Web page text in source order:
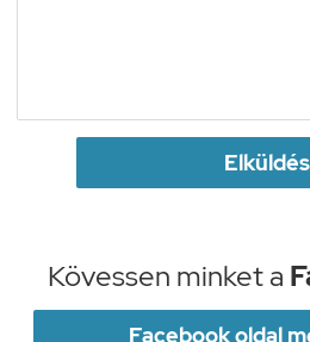
Elküldés
Kövessen minket a
Facebook oldal